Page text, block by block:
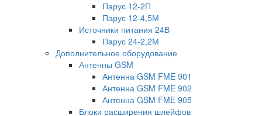
Парус 12-2П
Парус 12-4,5М
Источники питания 24В
Парус 24-2,2М
Дополнительное оборудование
Антенны GSM
Антенна GSM FME 901
Антенна GSM FME 902
Антенна GSM FME 905
Блоки расширения шлейфов